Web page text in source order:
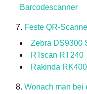
Barcodescanner
Feste QR-
Zebra DS9300
RTscan RT240
Rakinda
Wonach man bei